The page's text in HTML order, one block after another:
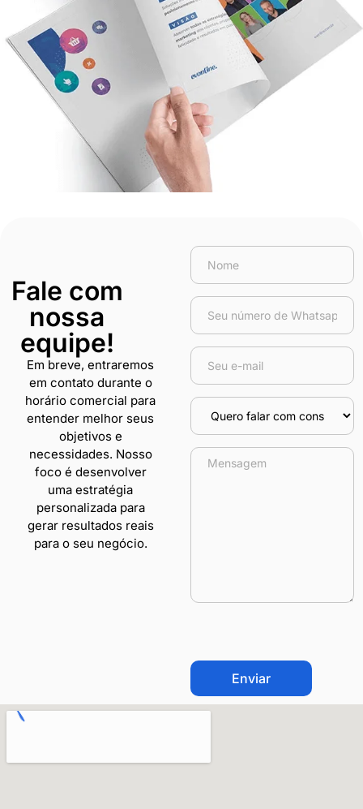
Fale com
nossa
equipe!
Em breve, entraremos
em contato durante o
horário comercial para
entender melhor seus
objetivos e
necessidades. Nosso
foco é desenvolver
uma estratégia
personalizada para
gerar resultados reais
para o seu negócio.